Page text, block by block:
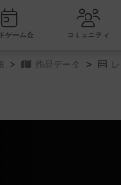
ボードゲーム会
作品データ